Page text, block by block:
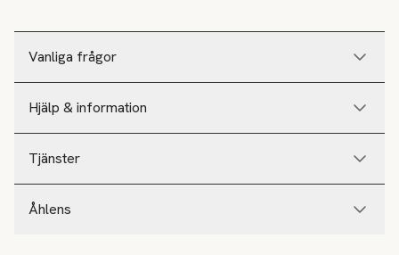
Vanliga frågor
Hjälp & information
Tjänster
Åhlens